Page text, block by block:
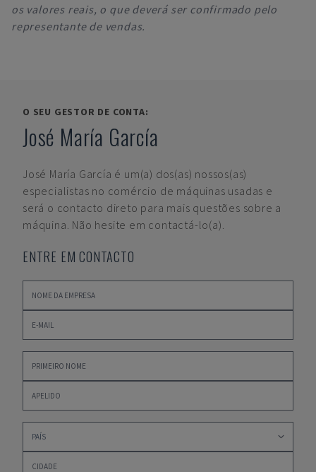
os valores reais, o que deverá ser confirmado pelo
representante de vendas.
O SEU GESTOR DE CONTA:
José María García
José María García é um(a) dos(as) nossos(as)
especialistas no comércio de máquinas usadas e
será o contacto direto para mais questões sobre a
máquina. Não hesite em contactá-lo(a).
ENTRE EM CONTACTO